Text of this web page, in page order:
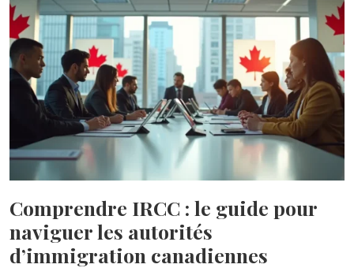
Comprendre IRCC : le guide pour
naviguer les autorités
d’immigration canadiennes